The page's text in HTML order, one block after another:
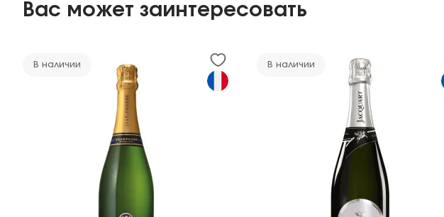
Вас может заинтересовать
В наличии В наличии